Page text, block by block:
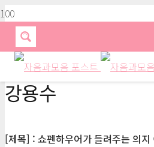
강용수
[제목] : 쇼펜하우어가 들려주는 의